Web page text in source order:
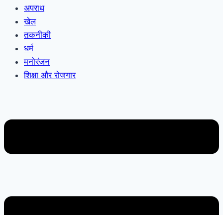
अपराध
खेल
तकनीकी
धर्म
मनोरंजन
शिक्षा और रोजगार